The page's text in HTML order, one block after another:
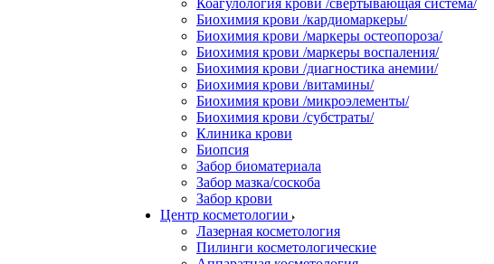
Коагулология крови /свертывающая система/
Биохимия крови /кардиомаркеры/
Биохимия крови /маркеры остеопороза/
Биохимия крови /маркеры воспаления/
Биохимия крови /диагностика анемии/
Биохимия крови /витамины/
Биохимия крови /микроэлементы/
Биохимия крови /субстраты/
Клиника крови
Биопсия
Забор биоматериала
Забор мазка/соскоба
Забор крови
Центр косметологии
Лазерная косметология
Пилинги косметологические